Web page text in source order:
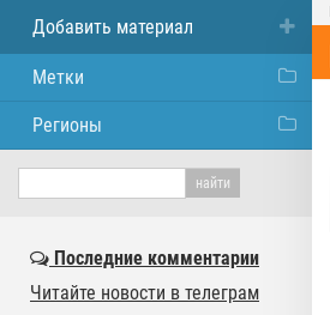
Добавить материал
Метки
Регионы
Последние комментарии
Читайте новости в телеграм